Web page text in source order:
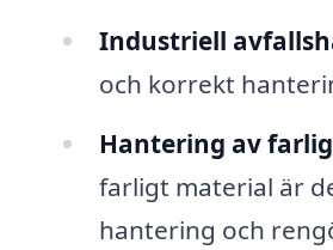
Industriell
och korrekt
Hantering av
farligt material är
hantering och